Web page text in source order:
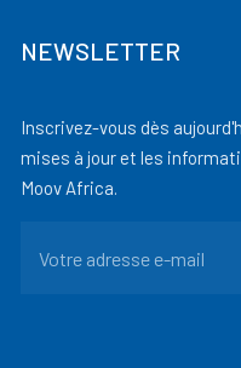
NEWSLETTER
Inscrivez-vous dès
mises à jour et les
Moov Africa.